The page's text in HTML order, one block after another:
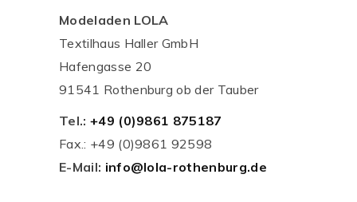
Modeladen LOLA
Textilhaus Haller GmbH
Hafengasse 20
91541 Rothenburg ob der Tauber
Tel.: +49 (0)9861 875187
Fax.: +49 (0)9861 92598
E-Mail: info@lola-rothenburg.de